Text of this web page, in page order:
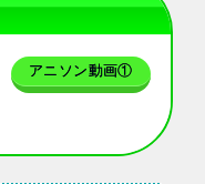
アニソン動画①